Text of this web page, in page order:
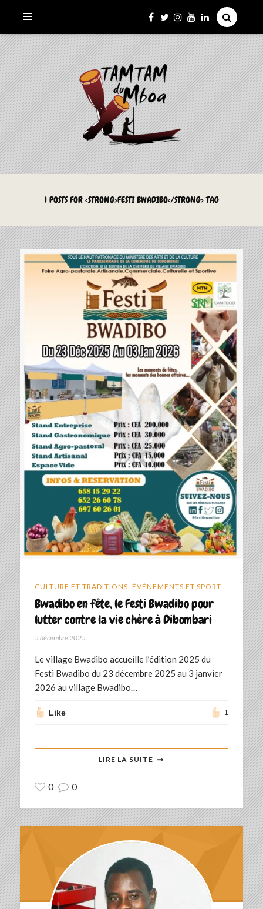
LE TAMTAM DU MBOA
La Culture du Mboa Dévoilée !
1 POSTS FOR <STRONG>FESTI BWADIBO</STRONG> TAG
CULTURE ET TRADITIONS ÉVÉNEMENTS ET SPORT
Bwadibo en fête, le Festi Bwadibo pour
lutter contre la vie chère à Dibombari
5 décembre 2025
Le village Bwadibo accueille l’édition 2025 du
Festi Bwadibo du 23 décembre 2025 au 3 janvier
2026 au village Bwadibo…
Like 1
LIRE LA SUITE
0 0